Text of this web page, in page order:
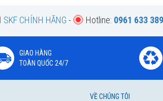
SKF CHÍNH HÃNG - Hotline: 0961 633 389
GIAO HÀNG
TOÀN QUỐC 24/7
VỀ CHÚNG TÔI